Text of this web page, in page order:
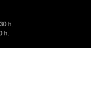
h.
h.